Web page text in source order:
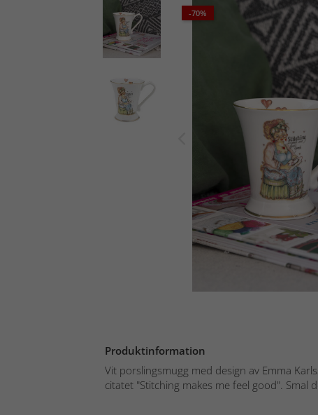
-70%
Produktinformation
Vit porslingsmugg med design av Emma
citatet "Stitching makes me feel good". Smal